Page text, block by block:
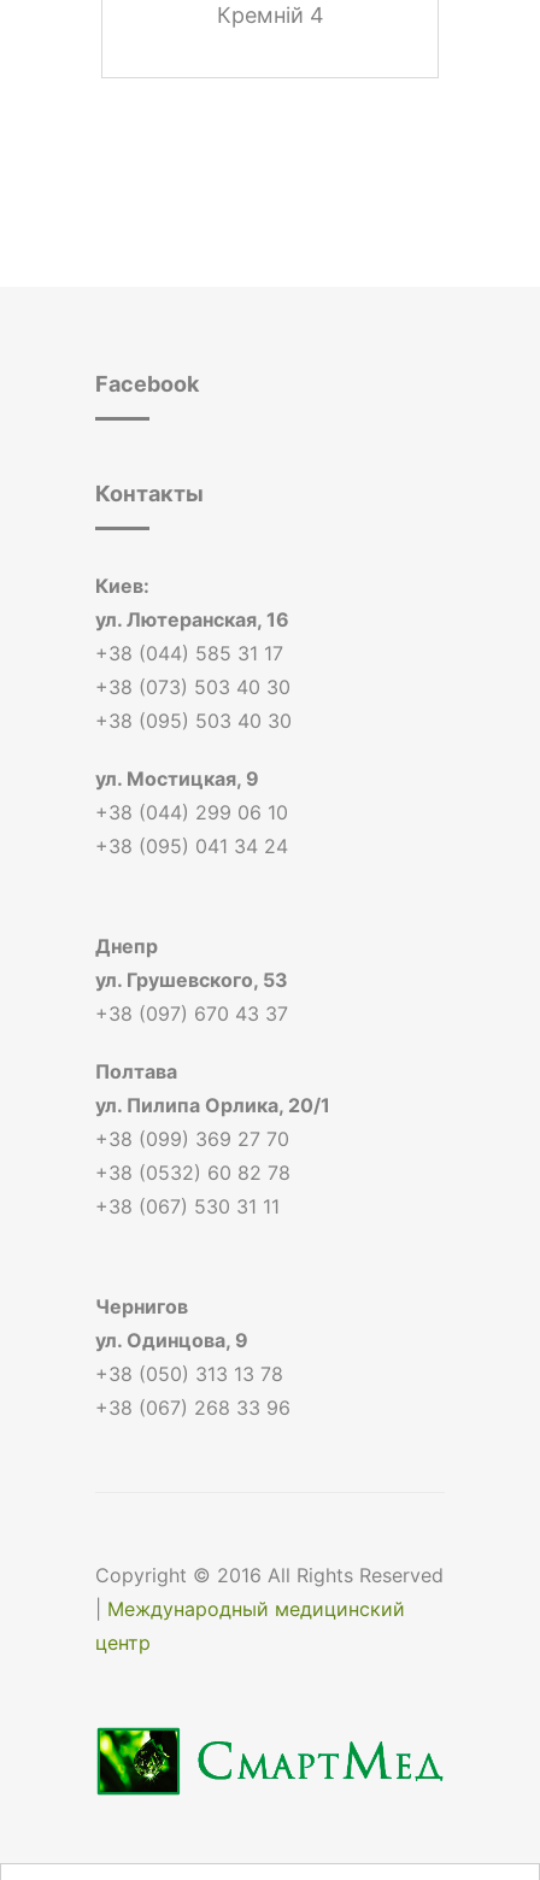
Кремній 4
Facebook
Контакты
Киев:
ул. Лютеранская, 16
+38 (044) 585 31 17
+38 (073) 503 40 30
+38 (095) 503 40 30
ул. Мостицкая, 9
+38 (044) 299 06 10
+38 (095) 041 34 24
Днепр
ул. Грушевского, 53
+38 (097) 670 43 37
Полтава
ул. Пилипа Орлика, 20/1
+38 (099) 369 27 70
+38 (0532) 60 82 78
+38 (067) 530 31 11
Чернигов
ул. Одинцова, 9
+38 (050) 313 13 78
+38 (067) 268 33 96
Copyright © 2016 All Rights Reserved
Международный медицинский
центр